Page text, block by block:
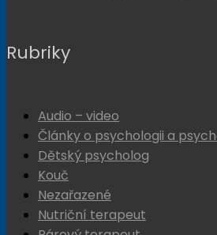
Rubriky
Audio – video
Články o psychologii a
Dětský psycholog
Kouč
Nezařazené
Nutriční terapeut